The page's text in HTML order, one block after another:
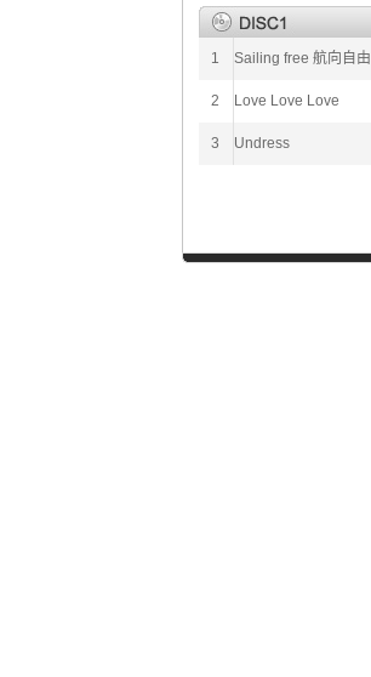
1 Sailing free 航向自由
2 Love Love Love
3 Undress